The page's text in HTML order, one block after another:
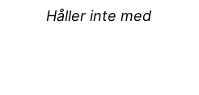
Håller inte med